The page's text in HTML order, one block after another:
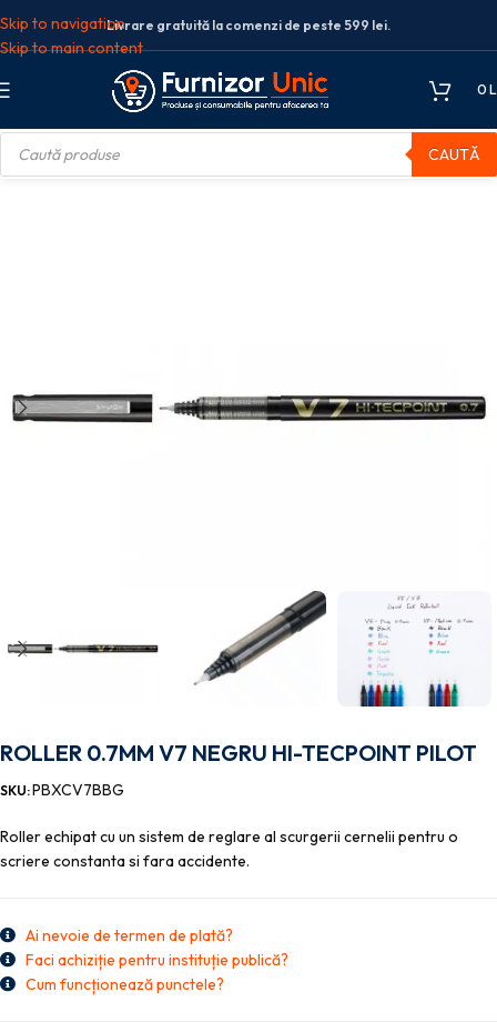
Skip to navigation
Skip to main content
Livrare gratuită la comenzi de peste 599 lei.
0
CAUTĂ
de scris
ROLLER 0.7MM V7 NEGRU HI-TECPOINT PILOT
SKU:PBXCV7BBG
Roller echipat cu un sistem de reglare al scurgerii cernelii pentru o
scriere constanta si fara accidente.
Ai nevoie de termen de plată?
Faci achiziție pentru instituție publică?
Cum funcționează punctele?